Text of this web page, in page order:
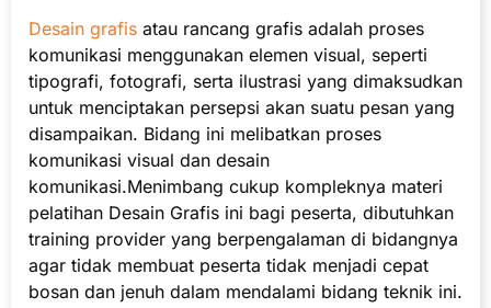
Desain grafis atau rancang grafis adalah proses
komunikasi menggunakan elemen visual, seperti
tipografi, fotografi, serta ilustrasi yang dimaksudkan
untuk menciptakan persepsi akan suatu pesan yang
disampaikan. Bidang ini melibatkan proses
komunikasi visual dan desain
komunikasi.Menimbang cukup kompleknya materi
pelatihan Desain Grafis ini bagi peserta, dibutuhkan
training provider yang berpengalaman di bidangnya
agar tidak membuat peserta tidak menjadi cepat
bosan dan jenuh dalam mendalami bidang teknik ini.